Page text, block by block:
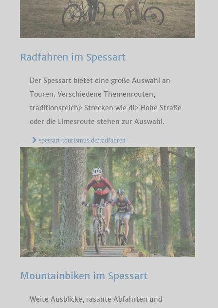
Radfahren im Spessart
Der Spessart bietet eine große Auswahl an
Touren. Verschiedene Themenrouten,
traditionsreiche Strecken wie die Hohe Straße
oder die Limesroute stehen zur Auswahl.
spessart-tourismus.de/radfahren
Mountainbiken im Spessart
Weite Ausblicke, rasante Abfahrten und